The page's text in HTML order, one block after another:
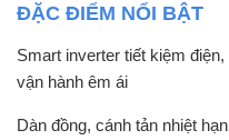
ĐẶC ĐIỂM NỔI BẬT
Smart inverter tiết kiệm điện,
vận hành êm ái
Dàn đồng, cánh tản nhiệt hạn